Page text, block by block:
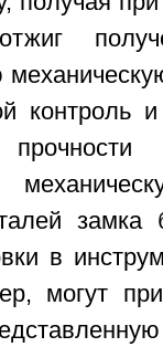
контроль
замка
в
могут